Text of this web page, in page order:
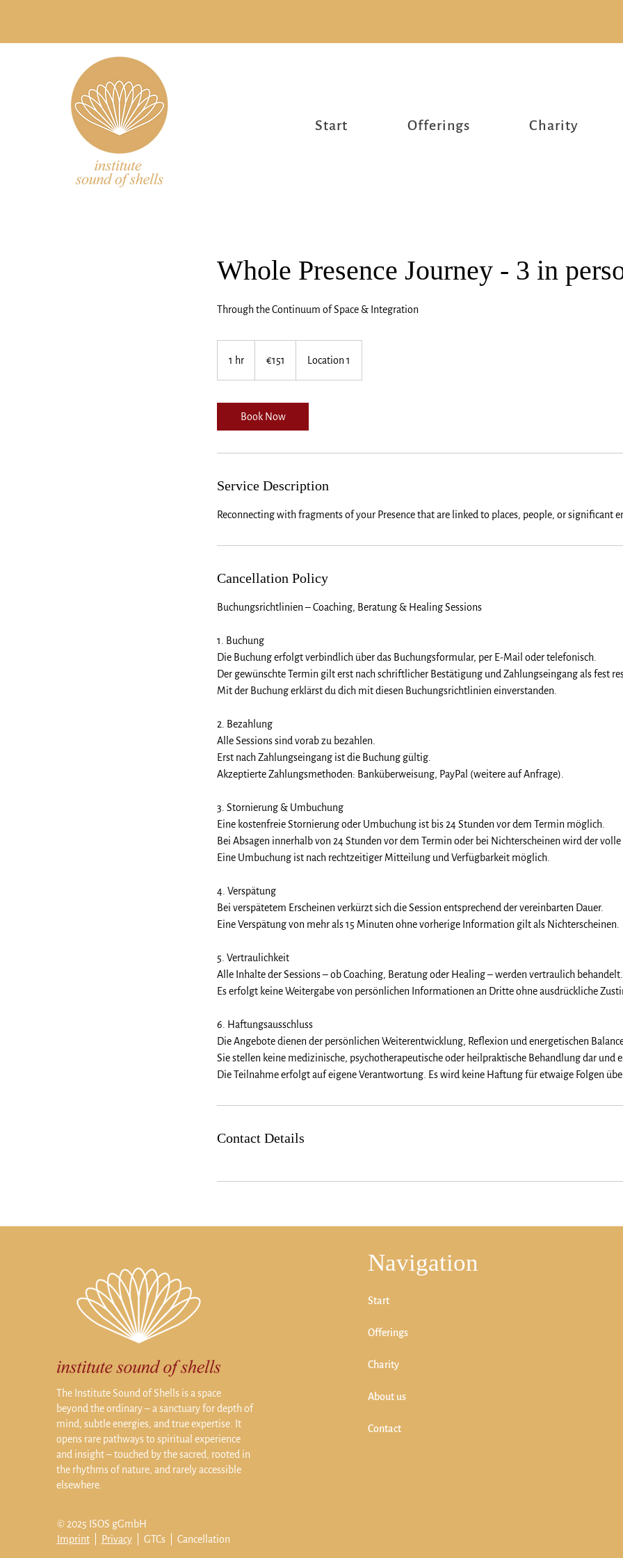
Start Offerings Charity
Whole Presence Journey - 3 in
Through the Continuum of Space & Integration
1 hr
h
€151 Location 1
Book Now
Service Description
Reconnecting with fragments of your Presence that are linked to places, people, or significant
Cancellation Policy
Buchungsrichtlinien – Coaching, Beratung & Healing Sessions
1. Buchung
Die Buchung erfolgt verbindlich über das Buchungsformular, per E-Mail oder telefonisch.
Der gewünschte Termin gilt erst nach schriftlicher Bestätigung und Zahlungseingang als fest
Mit der Buchung erklärst du dich mit diesen Buchungsrichtlinien einverstanden.
2. Bezahlung
Alle Sessions sind vorab zu bezahlen.
Erst nach Zahlungseingang ist die Buchung gültig.
Akzeptierte Zahlungsmethoden: Banküberweisung, PayPal (weitere auf Anfrage).
3. Stornierung & Umbuchung
Eine kostenfreie Stornierung oder Umbuchung ist bis 24 Stunden vor dem Termin möglich.
Bei Absagen innerhalb von 24 Stunden vor dem Termin oder bei Nichterscheinen wird der
Eine Umbuchung ist nach rechtzeitiger Mitteilung und Verfügbarkeit möglich.
4. Verspätung
Bei verspätetem Erscheinen verkürzt sich die Session entsprechend der vereinbarten Dauer.
Eine Verspätung von mehr als 15 Minuten ohne vorherige Information gilt als Nichterscheinen.
5. Vertraulichkeit
Alle Inhalte der Sessions – ob Coaching, Beratung oder Healing – werden vertraulich behandelt.
Es erfolgt keine Weitergabe von persönlichen Informationen an Dritte ohne ausdrückliche
6. Haftungsausschluss
Die Angebote dienen der persönlichen Weiterentwicklung, Reflexion und energetischen
Sie stellen keine medizinische, psychotherapeutische oder heilpraktische Behandlung dar und
Die Teilnahme erfolgt auf eigene Verantwortung. Es wird keine Haftung für etwaige Folgen
Contact Details
The Institute Sound of Shells is a space
beyond the ordinary – a sanctuary for depth of
mind, subtle energies, and true expertise. It
opens rare pathways to spiritual experience
and insight – touched by the sacred, rooted in
the rhythms of nature, and rarely accessible
elsewhere.
© 2025 ISOS gGmbH
Imprint| Privacy| GTCs | Cancellation
Navigation
Start
Offerings
Charity
About us
Contact